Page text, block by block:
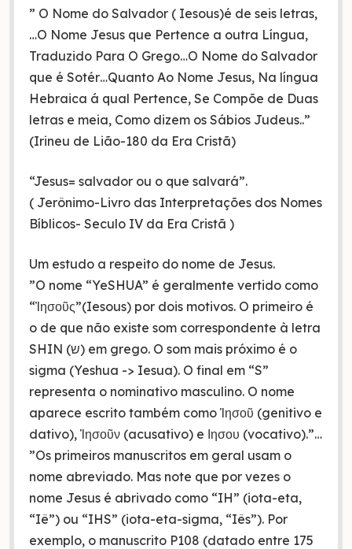
” O Nome do Salvador ( Iesous)é de seis letras,
…O Nome Jesus que Pertence a outra Língua,
Traduzido Para O Grego…O Nome do Salvador
que é Sotér…Quanto Ao Nome Jesus, Na língua
Hebraica á qual Pertence, Se Compõe de Duas
letras e meia, Como dizem os Sábios Judeus..”
(Irineu de Lião-180 da Era Cristã)
“Jesus= salvador ou o que salvará”.
( Jerônimo-Livro das Interpretações dos Nomes
Bíblicos- Seculo IV da Era Cristã )
Um estudo a respeito do nome de Jesus.
”O nome “YeSHUA” é geralmente vertido como
“Ἰησοῦς”(Iesous) por dois motivos. O primeiro é
o de que não existe som correspondente à letra
SHIN (ש) em grego. O som mais próximo é o
sigma (Yeshua -> Iesua). O final em “S”
representa o nominativo masculino. O nome
aparece escrito também como Ἰησοῦ (genitivo e
dativo), Ἰησοῦν (acusativo) e Ιησου (vocativo).”…
”Os primeiros manuscritos em geral usam o
nome abreviado. Mas note que por vezes o
nome Jesus é abrivado como “IH” (iota-eta,
“Iê”) ou “IHS” (iota-eta-sigma, “Iês”). Por
exemplo, o manuscrito P108 (datado entre 175